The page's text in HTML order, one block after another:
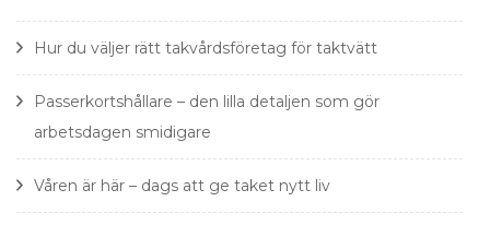
Hur du väljer rätt takvårdsföretag för taktvätt
Passerkortshållare – den lilla detaljen som gör
arbetsdagen smidigare
Våren är här – dags att ge taket nytt liv